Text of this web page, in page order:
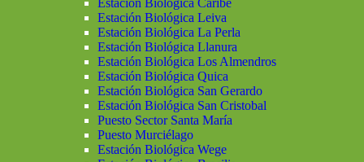
Estación Biológica Caribe
Estación Biológica Leiva
Estación Biológica La Perla
Estación Biológica Llanura
Estación Biológica Los Almendros
Estación Biológica Quica
Estación Biológica San Gerardo
Estación Biológica San Cristobal
Puesto Sector Santa María
Puesto Murciélago
Estación Biológica Wege